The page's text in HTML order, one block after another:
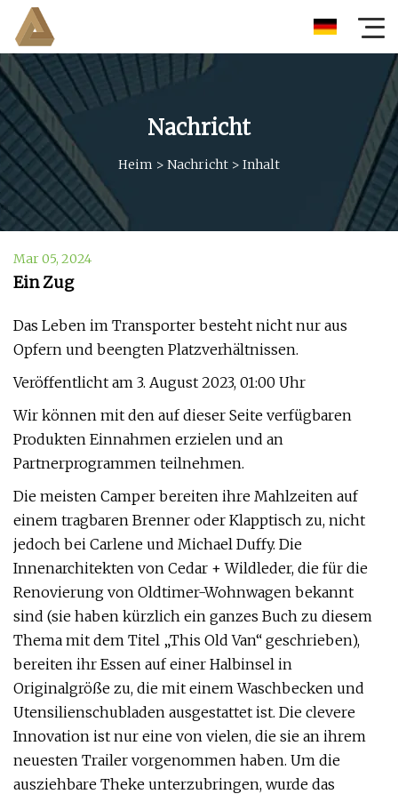
Nachricht
Heim > Nachricht > Inhalt
Mar 05, 2024
Ein Zug
Das Leben im Transporter besteht nicht nur aus
Opfern und beengten Platzverhältnissen.
Veröffentlicht am 3. August 2023, 01:00 Uhr
Wir können mit den auf dieser Seite verfügbaren
Produkten Einnahmen erzielen und an
Partnerprogrammen teilnehmen.
Die meisten Camper bereiten ihre Mahlzeiten auf
einem tragbaren Brenner oder Klapptisch zu, nicht
jedoch bei Carlene und Michael Duffy. Die
Innenarchitekten von Cedar + Wildleder, die für die
Renovierung von Oldtimer-Wohnwagen bekannt
sind (sie haben kürzlich ein ganzes Buch zu diesem
Thema mit dem Titel „This Old Van“ geschrieben),
bereiten ihr Essen auf einer Halbinsel in
Originalgröße zu, die mit einem Waschbecken und
Utensilienschubladen ausgestattet ist. Die clevere
Innovation ist nur eine von vielen, die sie an ihrem
neuesten Trailer vorgenommen haben. Um die
ausziehbare Theke unterzubringen, wurde das